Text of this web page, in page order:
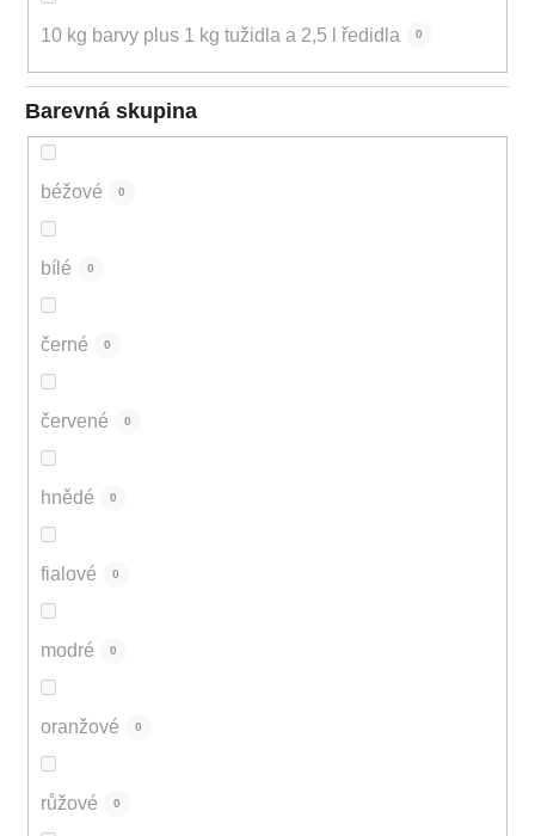
10 kg barvy plus 1 kg tužidla a 2,5 l ředidla 0
Barevná skupina
béžové 0
bílé 0
černé 0
červené 0
hnědé 0
fialové 0
modré 0
oranžové 0
růžové 0